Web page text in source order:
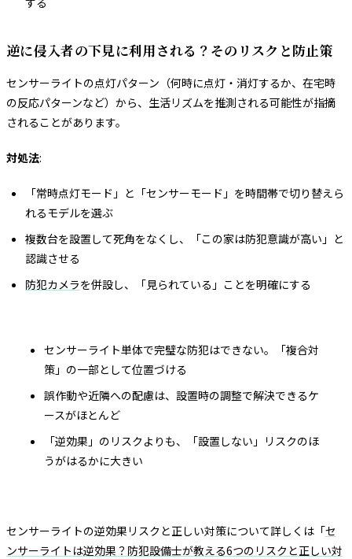
逆に侵入者の下見に利用される？そのリスクと防止策
センサーライトの点灯パターン（何時に点灯・消灯するか、在宅時
の反応パターンなど）から、生活リズムを推測される可能性が指摘
されることがあります。
対処法:
「常時点灯モード」と「センサーモード」を時間帯で切り替えら
れるモデルを選ぶ
複数台を設置して死角をなくし、「この家は防犯意識が高い」と
認識させる
防犯カメラを併設し、「見られている」ことを明確にする
センサーライト単体で完璧な防犯はできない。「複合対
策」の一部として位置づける
誤作動や近隣への配慮は、設置時の調整で解決できるケ
ースがほとんど
「逆効果」のリスクよりも、「設置しない」リスクのほ
うがはるかに大きい
センサーライトの逆効果リスクと正しい対策について詳しくは「セ
ンサーライトは逆効果？防犯設備士が教える6つのリスクと正しい対